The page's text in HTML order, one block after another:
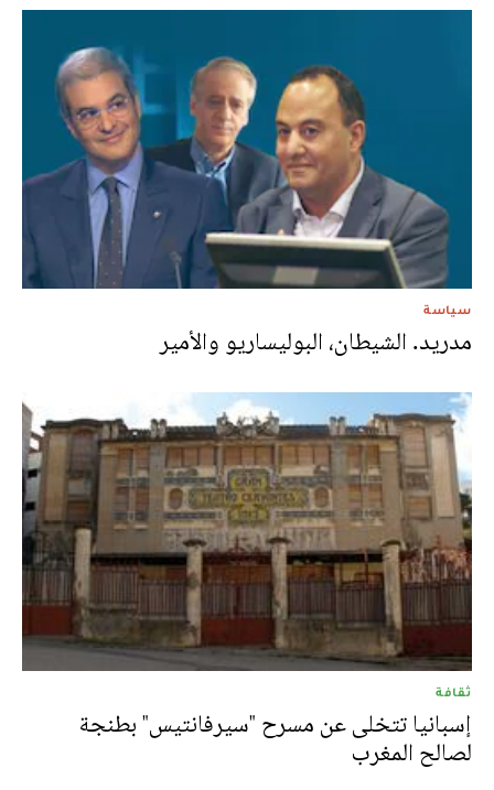
سياسة
مدريد. الشيطان، البوليساريو والأمير
ثقافة
إسبانيا تتخلى عن مسرح "سيرفانتيس" بطنجة
لصالح المغرب